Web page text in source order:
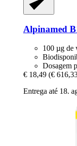
Alpinamed
100 µg de
Dosagem
€ 18,49 (€
Entrega até 18.